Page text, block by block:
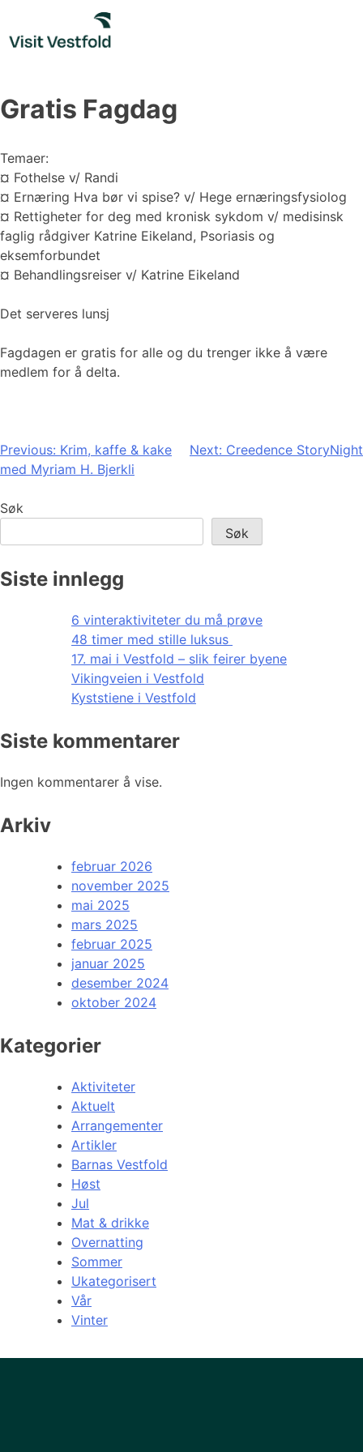
content
Gratis Fagdag
Temaer:
¤ Fothelse v/ Randi
¤ Ernæring Hva bør vi spise? v/ Hege ernæringsfysiolog
¤ Rettigheter for deg med kronisk sykdom v/ medisinsk
faglig rådgiver Katrine Eikeland, Psoriasis og
eksemforbundet
¤ Behandlingsreiser v/ Katrine Eikeland
Det serveres lunsj
Fagdagen er gratis for alle og du trenger ikke å være
medlem for å delta.
Innleggsnavigasjon
Previous: Krim, kaffe & kake
med Myriam H. Bjerkli
Next: Creedence StoryNight
Søk
Søk
Siste innlegg
6 vinteraktiviteter du må prøve
48 timer med stille luksus
17. mai i Vestfold – slik feirer byene
Vikingveien i Vestfold
Kyststiene i Vestfold
Siste kommentarer
Ingen kommentarer å vise.
Arkiv
februar 2026
november 2025
mai 2025
mars 2025
februar 2025
januar 2025
desember 2024
oktober 2024
Kategorier
Aktiviteter
Aktuelt
Arrangementer
Artikler
Barnas Vestfold
Høst
Jul
Mat & drikke
Overnatting
Sommer
Ukategorisert
Vår
Vinter